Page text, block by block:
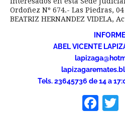
Ordoñez Nº 674.- Las Piedras,
BEATRIZ HERNANDEZ VIDELA,
ABEL VICENTE
Tels. 23645736 de 14 a